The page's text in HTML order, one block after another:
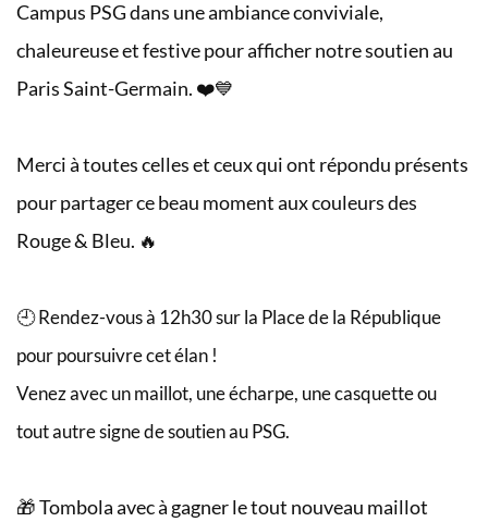
Campus PSG dans une ambiance conviviale,
chaleureuse et festive pour afficher notre soutien au
Paris Saint-Germain. ❤️💙
Merci à toutes celles et ceux qui ont répondu présents
pour partager ce beau moment aux couleurs des
Rouge & Bleu. 🔥
🕘 Rendez-vous à 12h30 sur la Place de la République
pour poursuivre cet élan !
Venez avec un maillot, une écharpe, une casquette ou
tout autre signe de soutien au PSG.
🎁 Tombola avec à gagner le tout nouveau maillot